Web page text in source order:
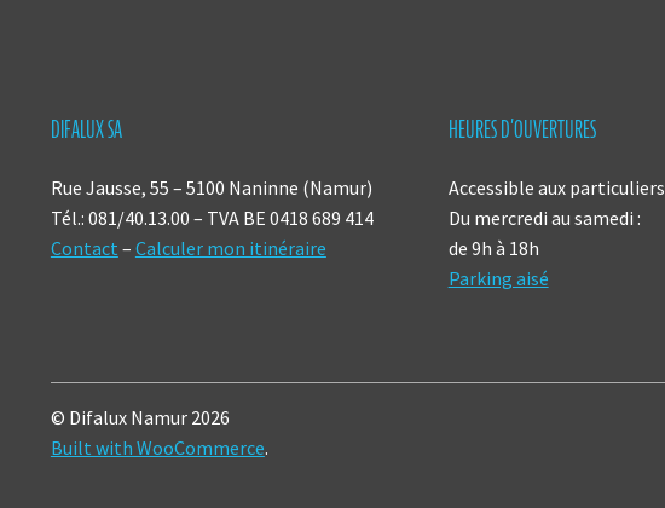
DIFALUX SA
Rue Jausse, 55 – 5100 Naninne (Namur)
Tél.: 081/40.13.00 – TVA BE 0418 689 414
Contact – Calculer mon itinéraire
HEURES D’OUVERTURES
Accessible aux particuliers
Du mercredi au samedi :
de 9h à 18h
Parking aisé
© Difalux Namur 2026
Built with WooCommerce.